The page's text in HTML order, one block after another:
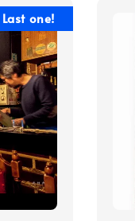
Last one!